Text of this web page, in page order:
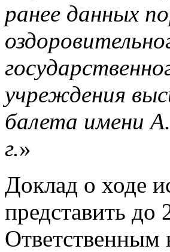
ранее данных
учреждения
балета имени
г.»
Доклад о ходе
представить до